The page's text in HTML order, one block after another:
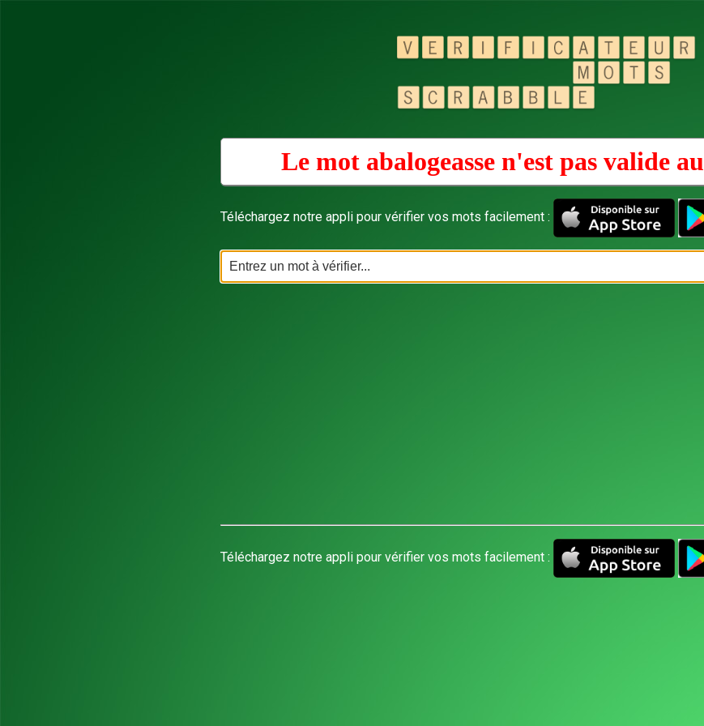
Le mot abalogeasse n'est pas valide au
Téléchargez notre appli pour vérifier vos mots facilement :
Téléchargez notre appli pour vérifier vos mots facilement :